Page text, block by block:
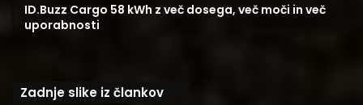
ID.Buzz Cargo 58 kWh z več dosega, več moči in več
uporabnosti
Zadnje slike iz člankov